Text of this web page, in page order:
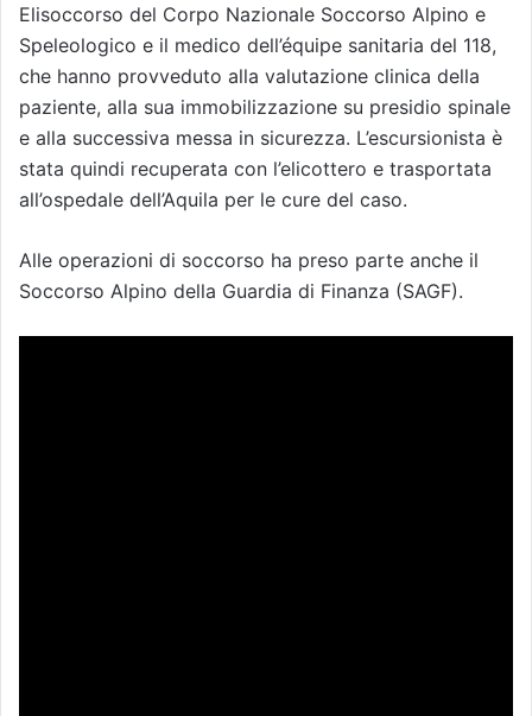
Elisoccorso del Corpo Nazionale Soccorso Alpino e
Speleologico e il medico dell’équipe sanitaria del 118,
che hanno provveduto alla valutazione clinica della
paziente, alla sua immobilizzazione su presidio spinale
e alla successiva messa in sicurezza. L’escursionista è
stata quindi recuperata con l’elicottero e trasportata
all’ospedale dell’Aquila per le cure del caso.
Alle operazioni di soccorso ha preso parte anche il
Soccorso Alpino della Guardia di Finanza (SAGF).